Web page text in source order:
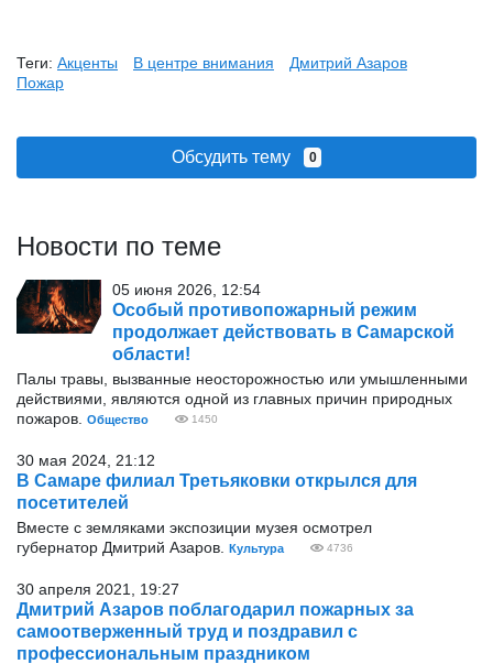
Теги: Акценты В центре внимания
Дмитрий Азаров
Пожар
Обсудить тему 0
Новости по теме
05 июня 2026, 12:54
Особый противопожарный режим
продолжает действовать в Самарской
области!
Палы травы, вызванные неосторожностью или умышленными
действиями, являются одной из главных причин природных
пожаров.
Общество 1450
30 мая 2024, 21:12
В Самаре филиал Третьяковки открылся для
посетителей
Вместе с земляками экспозиции музея осмотрел
губернатор Дмитрий Азаров.
Культура 4736
30 апреля 2021, 19:27
Дмитрий Азаров поблагодарил пожарных за
самоотверженный труд и поздравил с
профессиональным праздником